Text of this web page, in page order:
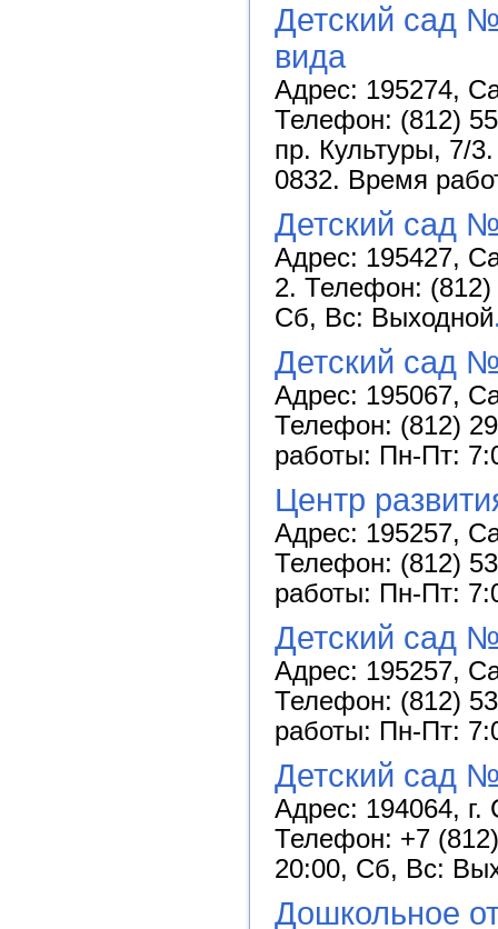
Детский сад
вида
Адрес: 195274,
Телефон: (812)
пр. Культуры, 7/
0832. Время
Детский сад
Адрес: 195427,
2. Телефон:
Сб, Вс: Выходной
Детский сад
Адрес: 195067,
Телефон: (812)
работы: Пн-Пт:
Центр
Адрес: 195257,
Телефон: (812)
работы: Пн-Пт:
Детский сад
Адрес: 195257,
Телефон: (812)
работы: Пн-Пт:
Детский сад
Адрес: 194064, г.
Телефон: +7
20:00, Сб, Вс:
Дошкольное